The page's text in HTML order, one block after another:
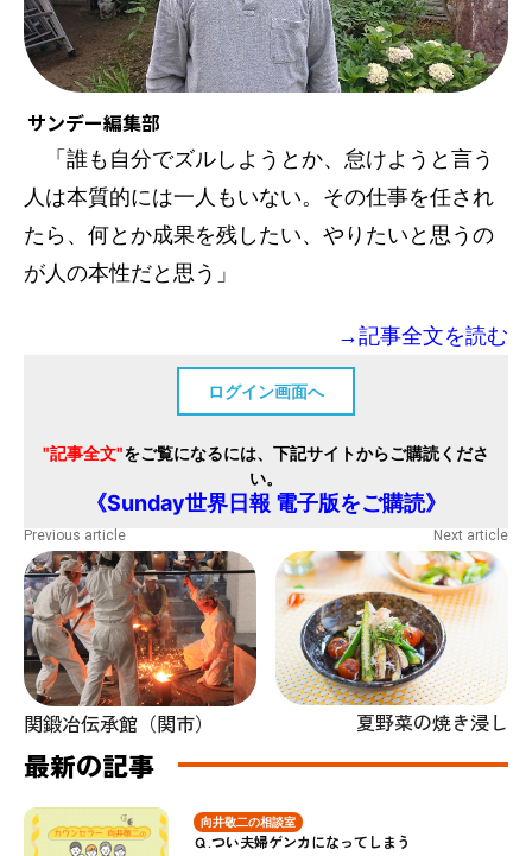
サンデー編集部
「誰も自分でズルしようとか、怠けようと言う
人は本質的には一人もいない。その仕事を任され
たら、何とか成果を残したい、やりたいと思うの
が人の本性だと思う」
→記事全文を読む
ログイン画面へ
"記事全文"をご覧になるには、下記サイトからご購読くださ
い。
《Sunday世界日報 電子版をご購読》
Previous article
関鍛冶伝承館（関市）
Next article
夏野菜の焼き浸し
最新の記事
向井敬二の相談室
Ｑ.つい夫婦ゲンカになってしまう